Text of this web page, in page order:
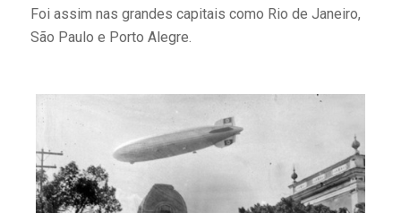
Foi assim nas grandes capitais como Rio de Janeiro,
São Paulo e Porto Alegre.